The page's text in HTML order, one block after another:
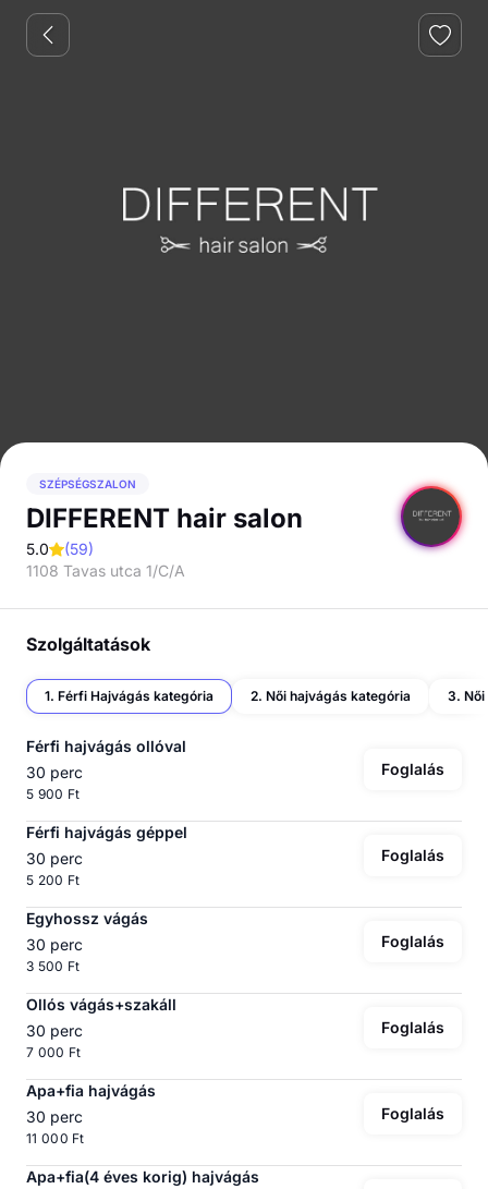
SZÉPSÉGSZALON
DIFFERENT hair salon
5.0 (59)
1108 Tavas utca 1/C/A
Szolgáltatások
1. Férfi Hajvágás kategória 2. Női hajvágás kategória 3.
Férfi hajvágás ollóval
30 perc
5 900 Ft
Foglalás
Férfi hajvágás géppel
30 perc
5 200 Ft
Foglalás
Egyhossz vágás
30 perc
3 500 Ft
Foglalás
Ollós vágás+szakáll
30 perc
7 000 Ft
Foglalás
Apa+fia hajvágás
30 perc
11 000 Ft
Foglalás
Apa+fia(4 éves korig) hajvágás